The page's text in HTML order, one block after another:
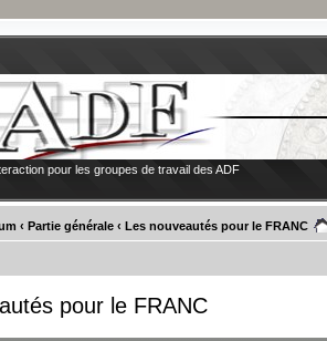
pour les groupes de travail des ADF
‹ Partie générale ‹ Les nouveautés pour le FRANC
pour le FRANC